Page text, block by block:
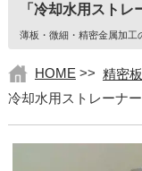
「冷却水用ストレ
薄板・微細・精密金属加工
HOME >> 精密
冷却水用ストレーナ